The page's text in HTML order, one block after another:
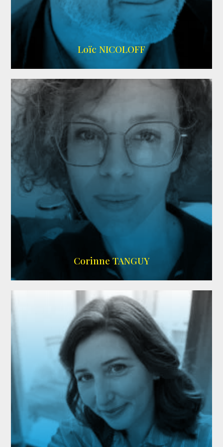
Wikipedia
Loïc NICOLOFF
SITE OFFICIEL
Corinne TANGUY